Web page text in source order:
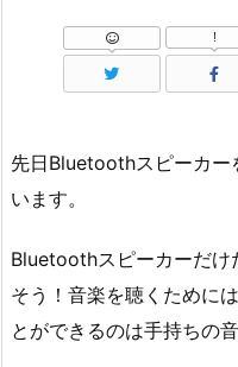
!
先日Bluetoothスピーカー
います。
Bluetoothスピーカーだけ
そう！音楽を聴くために
とができるのは手持ちの